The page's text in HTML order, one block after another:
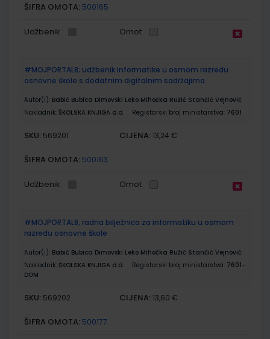
ŠIFRA OMOTA: 500165
Udžbenik Omot
#MOJPORTAL8; udžbenik informatike u osmom razredu
osnovne škole s dodatnim digitalnim sadržajima
Autor(i): Babić Bubica Dimovski Leko Mihočka Ružić Stančić Vejnović
Nakladnik: ŠKOLSKA KNJIGA d.d. Registarski broj ministarstva: 7601
SKU: 569201 CIJENA: 13,24 €
ŠIFRA OMOTA: 500163
Udžbenik Omot
#MOJPORTAL8; radna bilježnica za informatiku u osmom
razredu osnovne škole
Autor(i): Babić Bubica Dimovski Leko Mihočka Ružić Stančić Vejnović
Nakladnik: ŠKOLSKA KNJIGA d.d. Registarski broj ministarstva: 7601-
DOM
SKU: 569202 CIJENA: 13,60 €
ŠIFRA OMOTA: 500177